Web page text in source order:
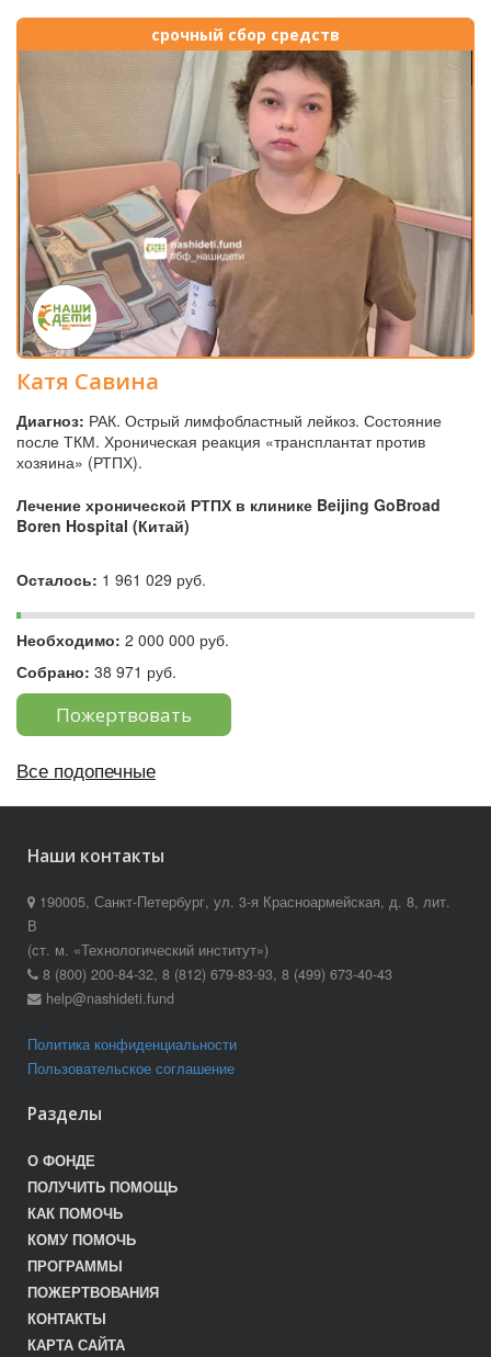
срочный сбор средств
Катя Савина
Диагноз: РАК. Острый лимфобластный лейкоз. Состояние
после ТКМ. Хроническая реакция «трансплантат против
хозяина» (РТПХ).
Лечение хронической РТПХ в клинике Beijing GoBroad
Boren Hospital (Китай)
Осталось: 1 961 029 руб.
Необходимо: 2 000 000 руб.
Собрано: 38 971 руб.
Пожертвовать
Все подопечные
Наши контакты
190005, Санкт-Петербург, ул. 3-я Красноармейская, д. 8, лит.
В
(ст. м. «Технологический институт»)
8 (800) 200-84-32, 8 (812) 679-83-93, 8 (499) 673-40-43
help@nashideti.fund
Политика конфиденциальности
Пользовательское соглашение
Разделы
О ФОНДЕ
ПОЛУЧИТЬ ПОМОЩЬ
КАК ПОМОЧЬ
КОМУ ПОМОЧЬ
ПРОГРАММЫ
ПОЖЕРТВОВАНИЯ
КОНТАКТЫ
КАРТА САЙТА